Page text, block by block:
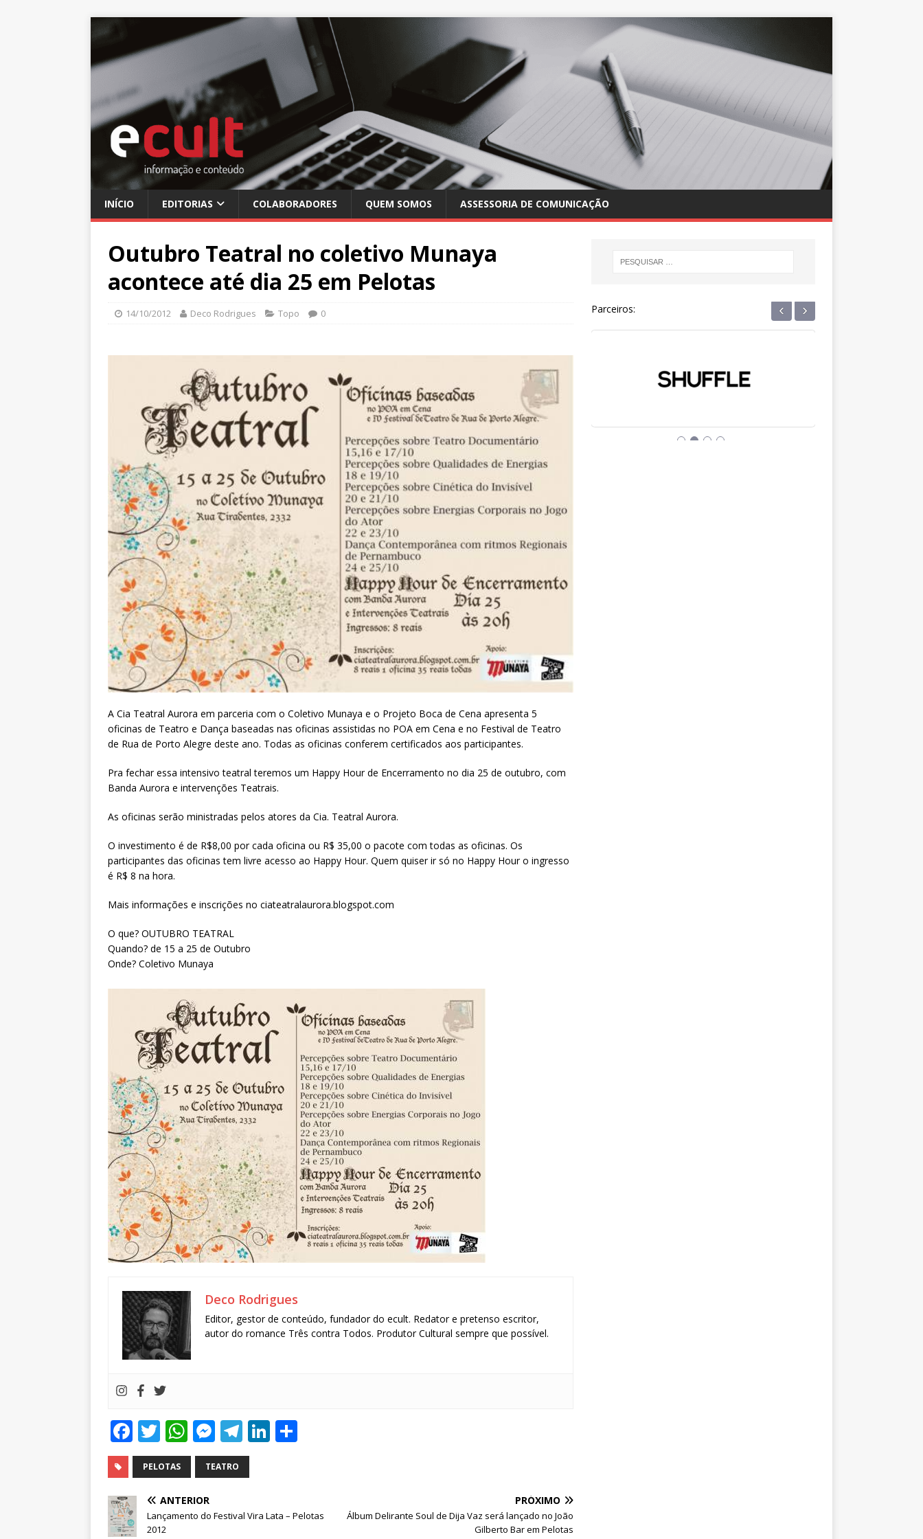
INÍCIO EDITORIAS COLABORADORES QUEM SOMOS ASSESSORIA DE COMUNICAÇÃO
Outubro Teatral no coletivo Munaya
acontece até dia 25 em Pelotas
14/10/2012 Deco Rodrigues Topo 0
A Cia Teatral Aurora em parceria com o Coletivo Munaya e o Projeto Boca de Cena apresenta 5
oficinas de Teatro e Dança baseadas nas oficinas assistidas no POA em Cena e no Festival de Teatro
de Rua de Porto Alegre deste ano. Todas as oficinas conferem certificados aos participantes.
Pra fechar essa intensivo teatral teremos um Happy Hour de Encerramento no dia 25 de outubro, com
Banda Aurora e intervenções Teatrais.
As oficinas serão ministradas pelos atores da Cia. Teatral Aurora.
O investimento é de R$8,00 por cada oficina ou R$ 35,00 o pacote com todas as oficinas. Os
participantes das oficinas tem livre acesso ao Happy Hour. Quem quiser ir só no Happy Hour o ingresso
é R$ 8 na hora.
Mais informações e inscrições no ciateatralaurora.blogspot.com
O que? OUTUBRO TEATRAL
Quando? de 15 a 25 de Outubro
Onde? Coletivo Munaya
Deco Rodrigues
Editor, gestor de conteúdo, fundador do ecult. Redator e pretenso escritor,
autor do romance Três contra Todos. Produtor Cultural sempre que possível.
F
a
c
e
b
T
w
it
te
r
W
h
at
s
A
M
e
ss
n
T
el
e
ra
Li
dI
PELOTAS TEATRO
ANTERIOR
Lançamento do Festival Vira Lata – Pelotas
2012
PRÓXIMO
Álbum Delirante Soul de Dija Vaz será lançado no João
Gilberto Bar em Pelotas
Parceiros: ‹ ›